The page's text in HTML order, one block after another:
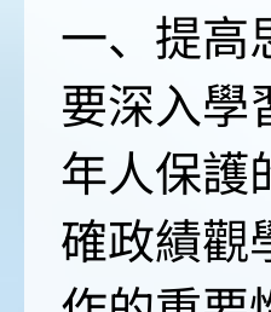
一、提高
要深入學
年人保護
確政績觀